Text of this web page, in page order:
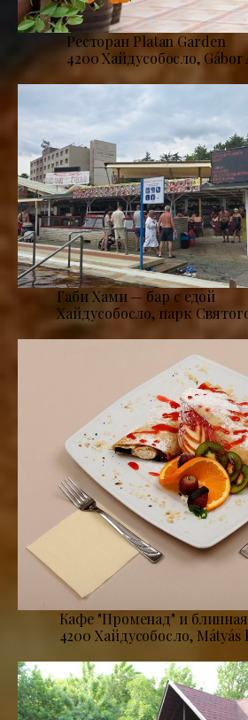
Ресторан Platan Garden
4200 Хайдусобосло, Gábor
Габи Хами — бар с едой
Хайдусобосло, парк
Кафе "Променад" и блинная
4200 Хайдусобосло, Mátyás